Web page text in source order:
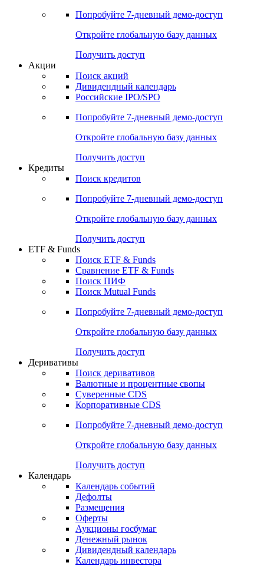
Попробуйте 7-дневный демо-доступ
Откройте глобальную базу данных
Получить доступ
Акции
Поиск акций
Дивидендный календарь
Российские IPO/SPO
Попробуйте 7-дневный демо-доступ
Откройте глобальную базу данных
Получить доступ
Кредиты
Поиск кредитов
Попробуйте 7-дневный демо-доступ
Откройте глобальную базу данных
Получить доступ
ETF & Funds
Поиск ETF & Funds
Сравнение ETF & Funds
Поиск ПИФ
Поиск Mutual Funds
Попробуйте 7-дневный демо-доступ
Откройте глобальную базу данных
Получить доступ
Деривативы
Поиск деривативов
Валютные и процентные свопы
Суверенные CDS
Корпоративные CDS
Попробуйте 7-дневный демо-доступ
Откройте глобальную базу данных
Получить доступ
Календарь
Календарь событий
Дефолты
Размещения
Оферты
Аукционы госбумаг
Денежный рынок
Дивидендный календарь
Календарь инвестора